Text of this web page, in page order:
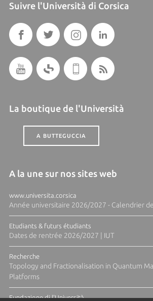
Suivre l'Università di Corsica
La boutique de l'Università
A BUTTEGUCCIA
A la une sur nos sites web
www.universita.corsica
Année universitaire 2026/2027 - Calendrier
Etudiants & futurs étudiants
Dates de rentrée 2026/2027 | IUT
Recherche
Topology and Fractionalisation in Quantum
Platforms
Fundazione di l'Università